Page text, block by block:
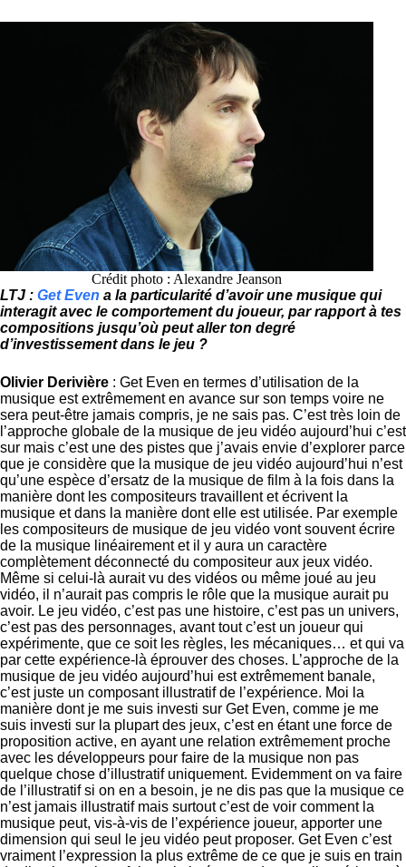
Crédit photo : Alexandre Jeanson
LTJ : Get Even a la particularité d’avoir une musique qui
interagit avec le comportement du joueur, par rapport à tes
compositions jusqu’où peut aller ton degré
d’investissement dans le jeu ?
Olivier Derivière : Get Even en termes d’utilisation de la
musique est extrêmement en avance sur son temps voire ne
sera peut-être jamais compris, je ne sais pas. C’est très loin de
l’approche globale de la musique de jeu vidéo aujourd’hui c’est
sur mais c’est une des pistes que j’avais envie d’explorer parce
que je considère que la musique de jeu vidéo aujourd’hui n’est
qu’une espèce d’ersatz de la musique de film à la fois dans la
manière dont les compositeurs travaillent et écrivent la
musique et dans la manière dont elle est utilisée. Par exemple
les compositeurs de musique de jeu vidéo vont souvent écrire
de la musique linéairement et il y aura un caractère
complètement déconnecté du compositeur aux jeux vidéo.
Même si celui-là aurait vu des vidéos ou même joué au jeu
vidéo, il n’aurait pas compris le rôle que la musique aurait pu
avoir. Le jeu vidéo, c’est pas une histoire, c’est pas un univers,
c’est pas des personnages, avant tout c’est un joueur qui
expérimente, que ce soit les règles, les mécaniques… et qui va
par cette expérience-là éprouver des choses. L’approche de la
musique de jeu vidéo aujourd’hui est extrêmement banale,
c’est juste un composant illustratif de l’expérience. Moi la
manière dont je me suis investi sur Get Even, comme je me
suis investi sur la plupart des jeux, c’est en étant une force de
proposition active, en ayant une relation extrêmement proche
avec les développeurs pour faire de la musique non pas
quelque chose d’illustratif uniquement. Evidemment on va faire
de l’illustratif si on en a besoin, je ne dis pas que la musique ce
n’est jamais illustratif mais surtout c’est de voir comment la
musique peut, vis-à-vis de l’expérience joueur, apporter une
dimension qui seul le jeu vidéo peut proposer. Get Even c’est
vraiment l’expression la plus extrême de ce que je suis en train